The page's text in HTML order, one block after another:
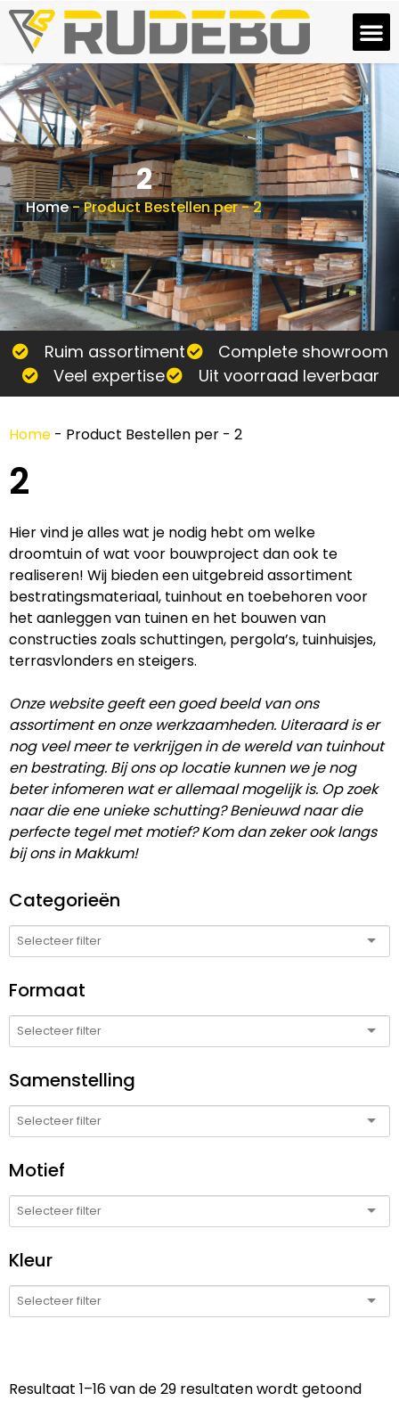
2
Home-Product Bestellen per-2
Ruim assortiment
Complete showroom
Veel expertise
Uit voorraad leverbaar
Home - Product Bestellen per - 2
2
Hier vind je alles wat je nodig hebt om welke
droomtuin of wat voor bouwproject dan ook te
realiseren! Wij bieden een uitgebreid assortiment
bestratingsmateriaal, tuinhout en toebehoren voor
het aanleggen van tuinen en het bouwen van
constructies zoals schuttingen, pergola’s, tuinhuisjes,
terrasvlonders en steigers.
Onze website geeft een goed beeld van ons
assortiment en onze werkzaamheden. Uiteraard is er
nog veel meer te verkrijgen in de wereld van tuinhout
en bestrating. Bij ons op locatie kunnen we je nog
beter infomeren wat er allemaal mogelijk is. Op zoek
naar die ene unieke schutting? Benieuwd naar die
perfecte tegel met motief? Kom dan zeker ook langs
bij ons in Makkum!
Categorieën
Formaat
Samenstelling
Motief
Kleur
Resultaat 1–16 van de 29 resultaten wordt getoond